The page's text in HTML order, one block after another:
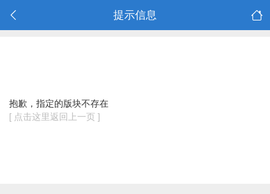
提示信息
抱歉，指定的版块不存在
[ 点击这里返回上一页 ]